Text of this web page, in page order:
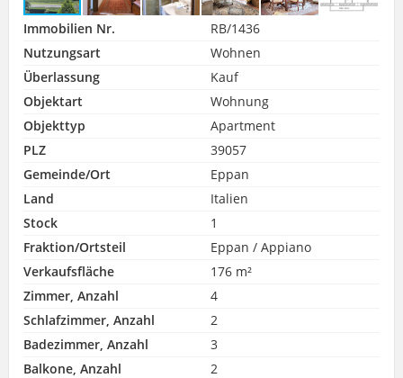
Immobilien Nr.
RB/1436
Nutzungsart
Wohnen
Überlassung
Kauf
Objektart
Wohnung
Objekttyp
Apartment
PLZ
39057
Gemeinde/Ort
Eppan
Land
Italien
Stock
1
Fraktion/Ortsteil
Eppan / Appiano
Verkaufsfläche
176 m²
Zimmer, Anzahl
4
Schlafzimmer, Anzahl
2
Badezimmer, Anzahl
3
Balkone, Anzahl
2